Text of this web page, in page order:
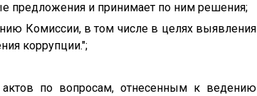
предложения и принимает по ним решения;
Комиссии, в том числе в целях выявления
коррупции.";
по вопросам, отнесенным к ведению